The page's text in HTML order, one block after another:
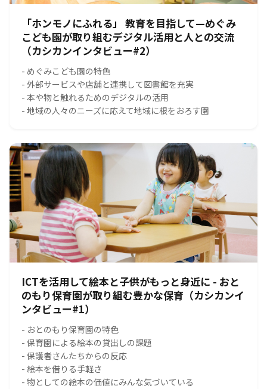
「ホンモノにふれる」 教育を目指して—めぐみ
こども園が取り組むデジタル活用と人との交流
（カシカンインタビュー#2）
- めぐみこども園の特色
- 外部サービスや店舗と連携して図書館を充実
- 本や物と触れるためのデジタルの活用
- 地域の人々のニーズに応えて地域に根をおろす園
ICTを活用して絵本と子供がもっと身近に - おと
のもり保育園が取り組む豊かな保育（カシカンイ
ンタビュー#1）
- おとのもり保育園の特色
- 保育園による絵本の貸出しの課題
- 保護者さんたちからの反応
- 絵本を借りる手軽さ
- 物としての絵本の価値にみんな気づいている